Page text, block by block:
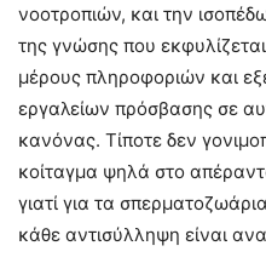
νοοτροπιών, και την
της γνώσης που
μέρους πληροφοριών και
εργαλείων πρόσβασης σε
κανόνας. Τίποτε δεν
κοίταγμα ψηλά στο
γιατί για τα
κάθε αντισύλληψη είναι